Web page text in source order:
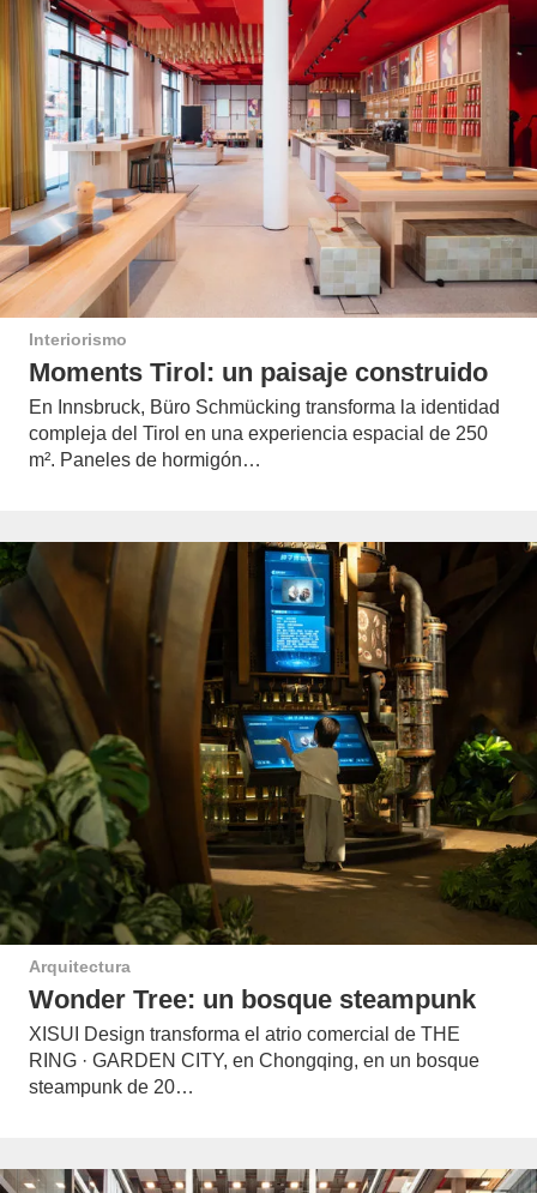
Interiorismo
Moments Tirol: un paisaje construido
En Innsbruck, Büro Schmücking transforma la identidad
compleja del Tirol en una experiencia espacial de 250
m². Paneles de hormigón…
Arquitectura
Wonder Tree: un bosque steampunk
XISUI Design transforma el atrio comercial de THE
RING · GARDEN CITY, en Chongqing, en un bosque
steampunk de 20…